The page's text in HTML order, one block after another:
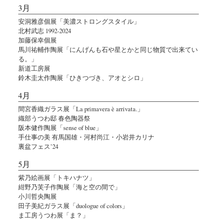
3月
安洞雅彦個展「美濃ストロングスタイル」
北村武志 1992-2024
加藤保幸個展
馬川祐輔作陶展「にんげんも石や星とかと同じ物質で出来てい
る。」
新道工房展
鈴木圭太作陶展「ひきつづき、アオとシロ」
4月
間宮香織ガラス展「La primavera è arrivata.」
織部うつわ邸 春色陶器祭
阪本健作陶展「sense of blue」
手仕事の美 有馬国雄・河村尚江・小岩井カリナ
裏盆フェス’24
5月
紫乃絵画展「トキハナツ」
紺野乃芙子作陶展「海と空の間で」
小川哲央陶展
田子美紀ガラス展「duologue of colors」
ま工房うつわ展「ま？」